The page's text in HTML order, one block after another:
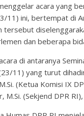
acara yang
11) ini, bertempat di
tersebut
dan beberapa
di antaranya
11) yang turut
(Ketua Komisi IX
(Sekjend DPR